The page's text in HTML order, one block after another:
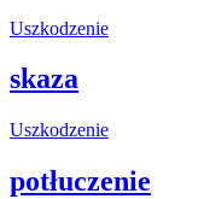
Uszkodzenie
skaza
Uszkodzenie
potłuczenie